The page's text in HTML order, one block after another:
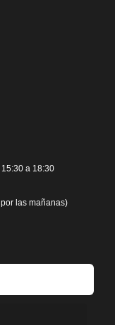
a 18:30
las mañanas)